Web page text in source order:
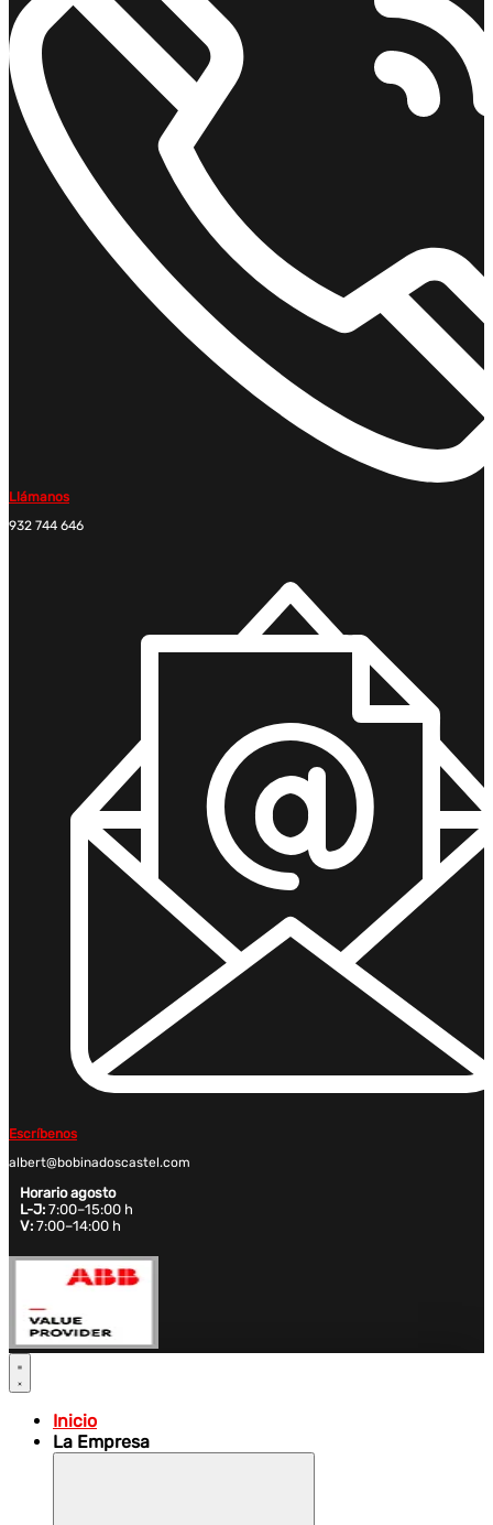
Llámanos
932 744 646
Escríbenos
albert@bobinadoscastel.com
Horario agosto
L-J: 7:00–15:00 h
V: 7:00–14:00 h
Inicio
La Empresa